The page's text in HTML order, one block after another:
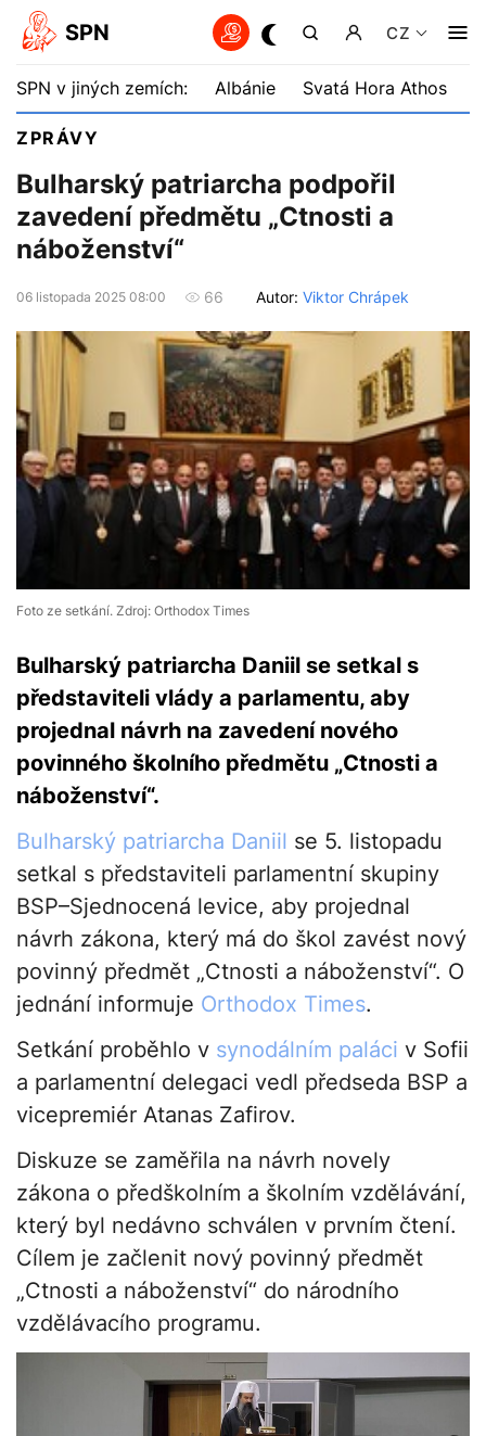
SPN CZ
SPN v jiných zemích: Albánie Svatá Hora Athos
ZPRÁVY
Bulharský patriarcha podpořil
zavedení předmětu „Ctnosti a
náboženství“
06 listopada 2025 08:00 66 Autor: Viktor Chrápek
Foto ze setkání. Zdroj: Orthodox Times
Bulharský patriarcha Daniil se setkal s
představiteli vlády a parlamentu, aby
projednal návrh na zavedení nového
povinného školního předmětu „Ctnosti a
náboženství“.
Bulharský patriarcha Daniil se 5. listopadu
setkal s představiteli parlamentní skupiny
BSP–Sjednocená levice, aby projednal
návrh zákona, který má do škol zavést nový
povinný předmět „Ctnosti a náboženství“. O
jednání informuje Orthodox Times.
Setkání proběhlo v synodálním paláci v Sofii
a parlamentní delegaci vedl předseda BSP a
vicepremiér Atanas Zafirov.
Diskuze se zaměřila na návrh novely
zákona o předškolním a školním vzdělávání,
který byl nedávno schválen v prvním čtení.
Cílem je začlenit nový povinný předmět
„Ctnosti a náboženství“ do národního
vzdělávacího programu.